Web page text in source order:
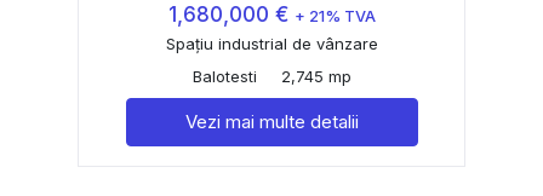
1,680,000 € + 21% TVA
Spațiu industrial de vânzare
Balotesti
2,745 mp
Vezi mai multe detalii